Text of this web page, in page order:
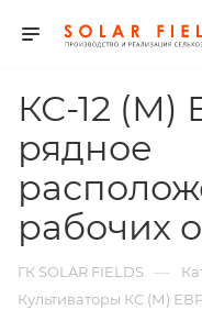
КС-12 (М)
рядное
рабочих
ГК SOLAR FIELDS —
Культиваторы КС (М)